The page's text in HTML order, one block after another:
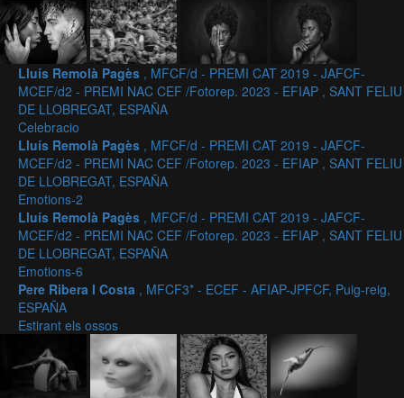
Lluís Remolà Pagès , MFCF/d - PREMI CAT 2019 - JAFCF-
MCEF/d2 - PREMI NAC CEF /Fotorep. 2023 - EFIAP , SANT FELIU
DE LLOBREGAT, ESPAÑA
Celebracio
Lluís Remolà Pagès , MFCF/d - PREMI CAT 2019 - JAFCF-
MCEF/d2 - PREMI NAC CEF /Fotorep. 2023 - EFIAP , SANT FELIU
DE LLOBREGAT, ESPAÑA
Emotions-2
Lluís Remolà Pagès , MFCF/d - PREMI CAT 2019 - JAFCF-
MCEF/d2 - PREMI NAC CEF /Fotorep. 2023 - EFIAP , SANT FELIU
DE LLOBREGAT, ESPAÑA
Emotions-6
Pere Ribera I Costa , MFCF3* - ECEF - AFIAP-JPFCF, Puig-reig,
ESPAÑA
Estirant els ossos